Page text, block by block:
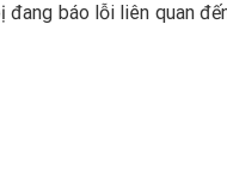
báo lỗi liên quan